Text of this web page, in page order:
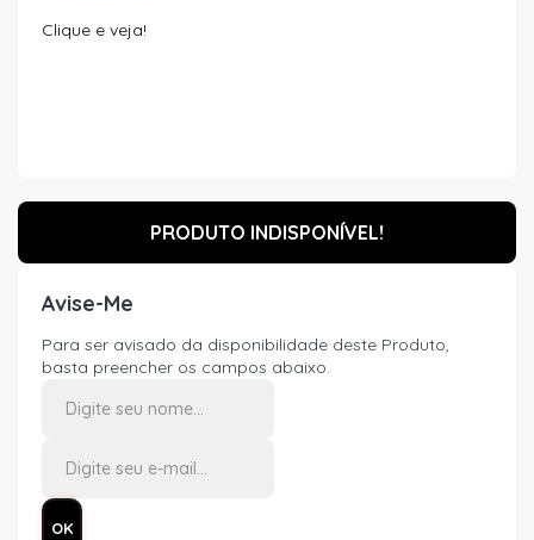
Clique e veja!
PRODUTO INDISPONÍVEL!
Avise-Me
Para ser avisado da disponibilidade deste Produto,
basta preencher os campos abaixo.